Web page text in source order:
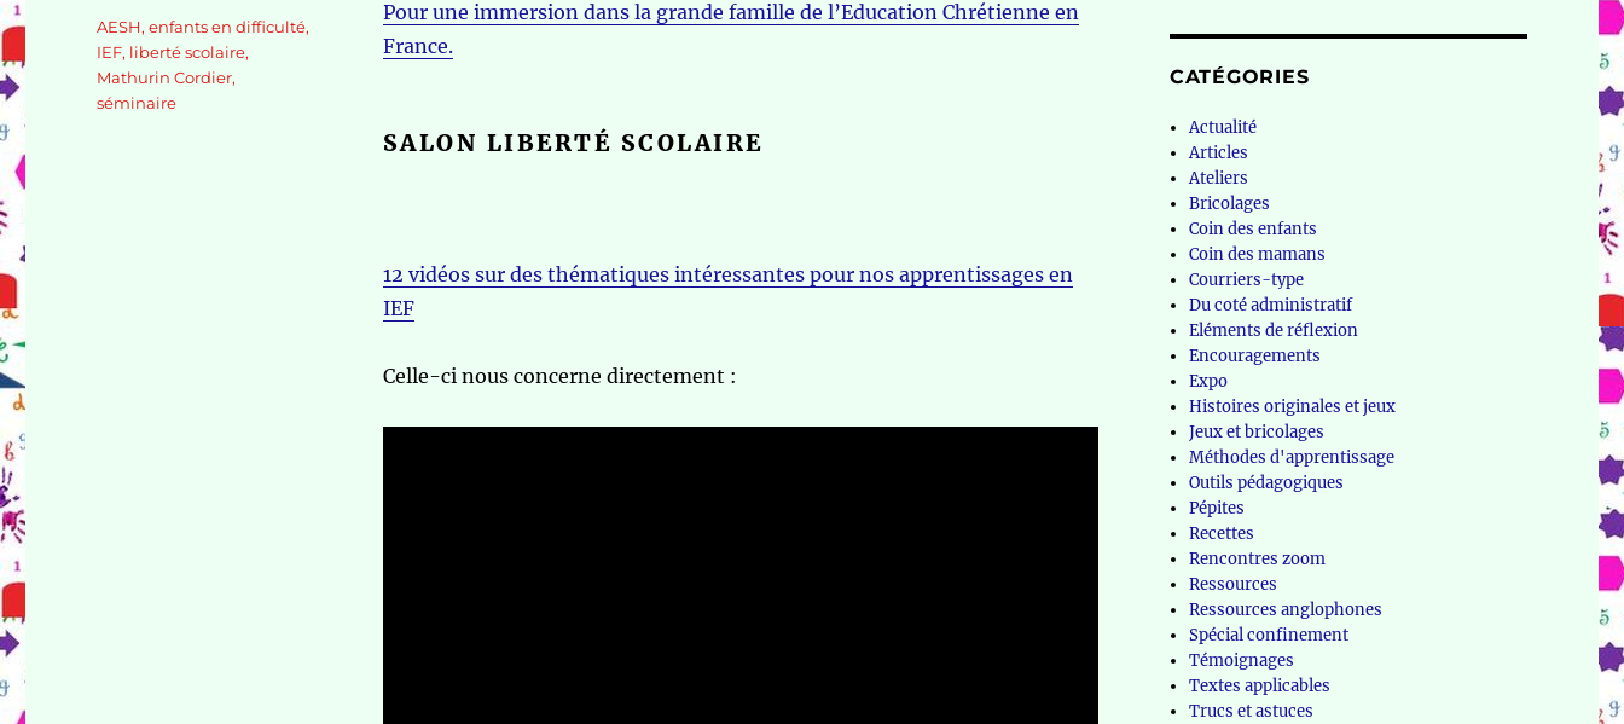
Pour une immersion dans la grande famille de l’Education Chrétienne en
France.
SALON LIBERTÉ SCOLAIRE
12 vidéos sur des thématiques intéressantes pour nos apprentissages en
IEF
Celle-ci nous concerne directement :
Étiquettes
AESH,enfants en difficulté,
IEF, liberté scolaire,
Mathurin Cordier,
séminaire
CATÉGORIES
Actualité
Articles
Ateliers
Bricolages
Coin des enfants
Coin des mamans
Courriers-type
Du coté administratif
Eléments de réflexion
Encouragements
Expo
Histoires originales et jeux
Jeux et bricolages
Méthodes d'apprentissage
Outils pédagogiques
Pépites
Recettes
Rencontres zoom
Ressources
Ressources anglophones
Spécial confinement
Témoignages
Textes applicables
Trucs et astuces